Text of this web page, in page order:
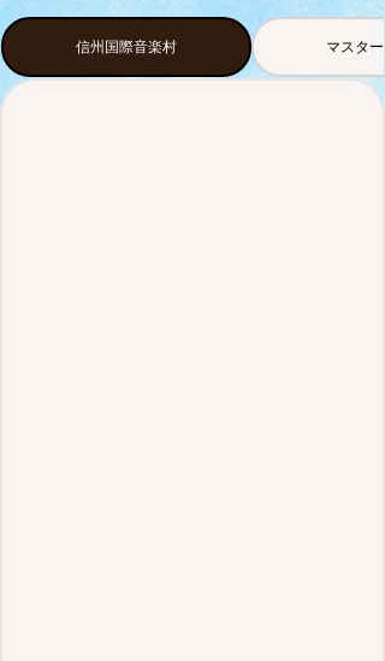
信州国際音楽村 マスター